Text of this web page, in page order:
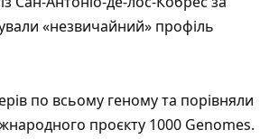
«незвичайний» профіль
по всьому геному та порівняли
проєкту 1000 Genomes.